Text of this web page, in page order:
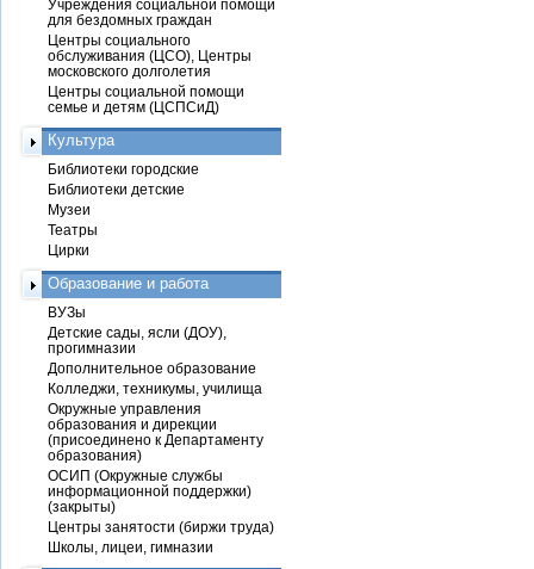
Учреждения социальной помощи
для бездомных граждан
Центры социального
обслуживания (ЦСО), Центры
московского долголетия
Центры социальной помощи
семье и детям (ЦСПСиД)
Культура
Библиотеки городские
Библиотеки детские
Музеи
Театры
Цирки
Образование и работа
ВУЗы
Детские сады, ясли (ДОУ),
прогимназии
Дополнительное образование
Колледжи, техникумы, училища
Окружные управления
образования и дирекции
(присоединено к Департаменту
образования)
ОСИП (Окружные службы
информационной поддержки)
(закрыты)
Центры занятости (биржи труда)
Школы, лицеи, гимназии